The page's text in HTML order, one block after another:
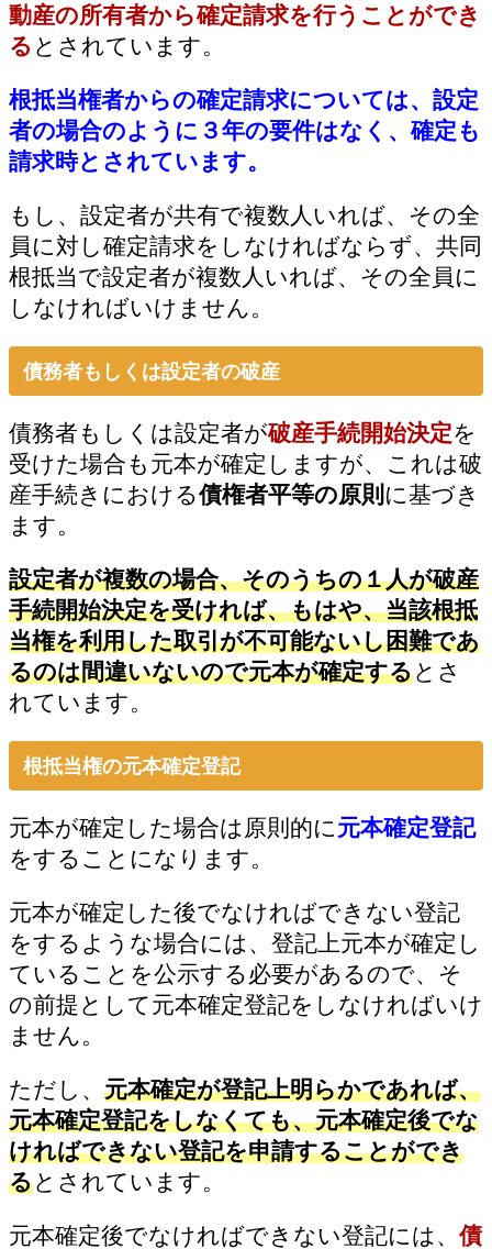
動産の所有者から確定請求を行うことができ
る とされています。
根抵当権者からの確定請求については、設定
者の場合のように３年の要件はなく、確定も
請求時とされています。
もし、設定者が共有で複数人いれば、その全
員に対し確定請求をしなければならず、共同
根抵当で設定者が複数人いれば、その全員に
しなければいけません。
債務者もしくは設定者の破産
債務者もしくは設定者が破産手続開始決定を
受けた場合も元本が確定しますが、これは破
産手続きにおける債権者平等の原則 に基づき
ます。
設定者が複数の場合、そのうちの１人が破産
手続開始決定を受ければ、もはや、当該根抵
当権を利用した取引が不可能ないし困難であ
るのは間違いないので元本が確定するとさ
れています。
根抵当権の元本確定登記
元本が確定した場合は原則的に 元本確定登記
をすることになります。
元本が確定した後でなければできない登記
をするような場合には、登記上元本が確定し
ていることを公示する必要があるので、そ
の前提として元本確定登記をしなければいけ
ません。
ただし、 元本確定が登記上明らかであれば、
元本確定登記をしなくても、元本確定後でな
ければできない登記を申請することができ
るとされています。
元本確定後でなければできない登記には、債